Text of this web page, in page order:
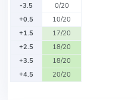
-3.5
0/20
+0.5
10/20
+1.5
17/20
+2.5
18/20
+3.5
18/20
+4.5
20/20